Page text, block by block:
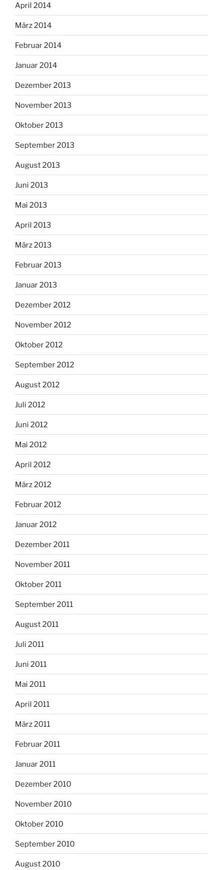
April 2014
März 2014
Februar 2014
Januar 2014
Dezember 2013
November 2013
Oktober 2013
September 2013
August 2013
Juni 2013
Mai 2013
April 2013
März 2013
Februar 2013
Januar 2013
Dezember 2012
November 2012
Oktober 2012
September 2012
August 2012
Juli 2012
Juni 2012
Mai 2012
April 2012
März 2012
Februar 2012
Januar 2012
Dezember 2011
November 2011
Oktober 2011
September 2011
August 2011
Juli 2011
Juni 2011
Mai 2011
April 2011
März 2011
Februar 2011
Januar 2011
Dezember 2010
November 2010
Oktober 2010
September 2010
August 2010